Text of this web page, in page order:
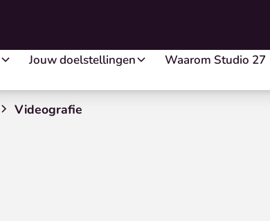
Jouw doelstellingen Waarom Studio 27
Videografie